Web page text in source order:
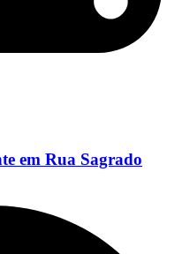
em Rua Sagrado